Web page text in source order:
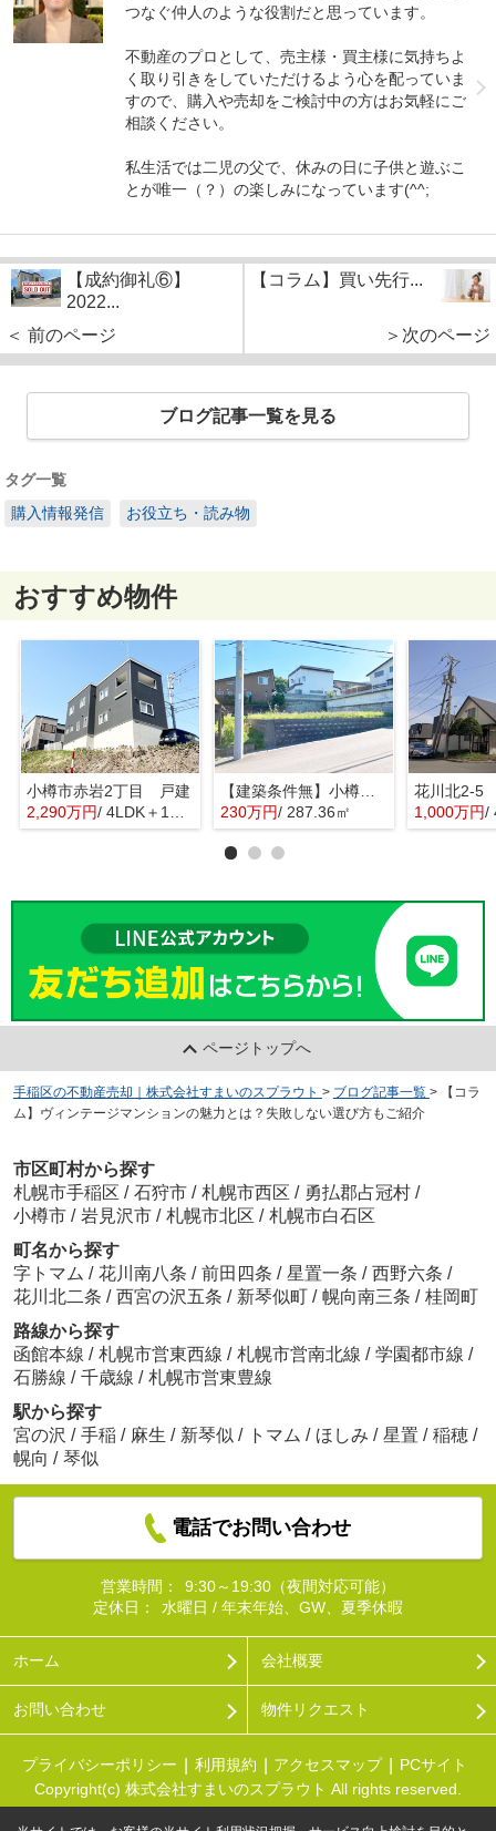
つなぐ仲人のような役割だと思っています。
不動産のプロとして、売主様・買主様に気持ちよ
く取り引きをしていただけるよう心を配っていま
すので、購入や売却をご検討中の方はお気軽にご
相談ください。
私生活では二児の父で、休みの日に子供と遊ぶこ
とが唯一（？）の楽しみになっています(^^;
【成約御礼⑥】
2022...
＜ 前のページ
【コラム】買い先行...
＞次のページ
ブログ記事一覧を見る
タグ一覧
購入情報発信
お役立ち・読み物
おすすめ物件
小樽市赤岩2丁目 戸建
2,290万円/ 4LDK＋1S(納戸)
【建築条件無】小樽市桂岡町 更地土地
230万円/ 287.36㎡
花川北2-5
1,000万円/
ページトップへ
手稲区の不動産売却｜株式会社すまいのスプラウト > ブログ記事一覧 >
【コラ
ム】ヴィンテージマンションの魅力とは？失敗しない選び方もご紹介
市区町村から探す
札幌市手稲区 / 石狩市 / 札幌市西区 / 勇払郡占冠村 /
小樽市 / 岩見沢市 / 札幌市北区 / 札幌市白石区
町名から探す
字トマム / 花川南八条 / 前田四条 / 星置一条 / 西野六条 /
花川北二条 / 西宮の沢五条 / 新琴似町 / 幌向南三条 / 桂岡町
路線から探す
函館本線 / 札幌市営東西線 / 札幌市営南北線 / 学園都市線 /
石勝線 / 千歳線 / 札幌市営東豊線
駅から探す
宮の沢 / 手稲 / 麻生 / 新琴似 / トマム / ほしみ / 星置 / 稲穂 /
幌向 / 琴似
電話でお問い合わせ
営業時間：
9:30～19:30（夜間対応可能）
定休日：
水曜日 / 年末年始、GW、夏季休暇
ホーム 会社概要
お問い合わせ 物件リクエスト
プライバシーポリシー 利用規約 アクセスマップ
PCサイト
Copyright(c) 株式会社すまいのスプラウト All rights reserved.